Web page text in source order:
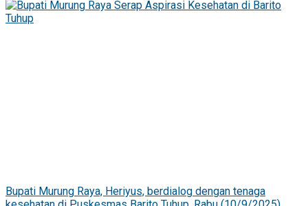
Bupati Murung Raya, Heriyus, berdialog dengan tenaga